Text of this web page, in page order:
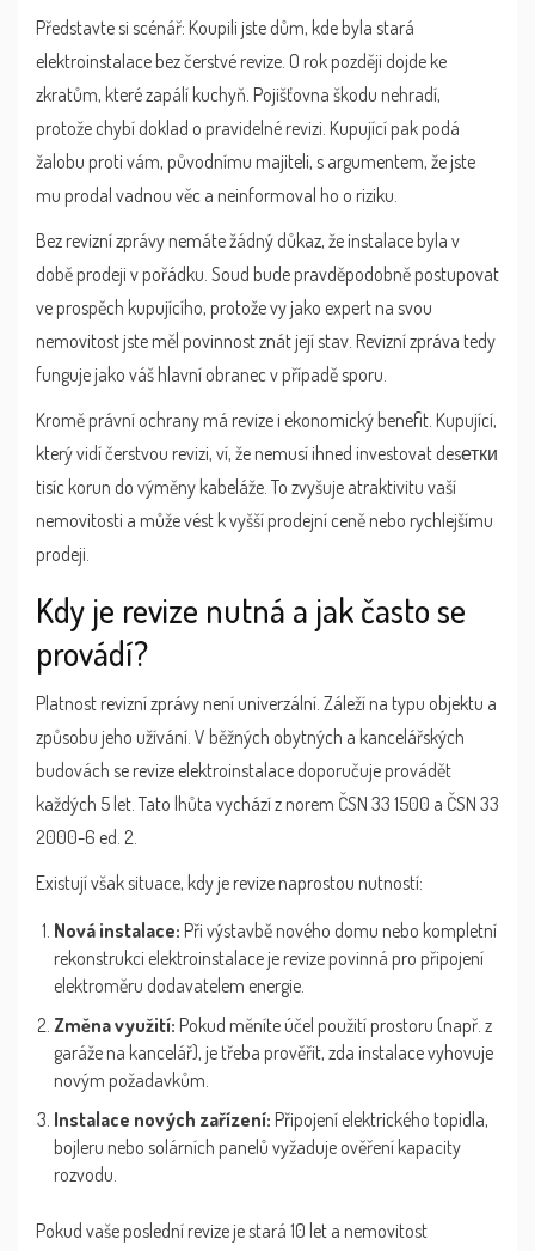
Představte si scénář: Koupili jste dům, kde byla stará
elektroinstalace bez čerstvé revize. O rok později dojde ke
zkratům, které zapálí kuchyň. Pojišťovna škodu nehradí,
protože chybí doklad o pravidelné revizi. Kupující pak podá
žalobu proti vám, původnímu majiteli, s argumentem, že jste
mu prodal vadnou věc a neinformoval ho o riziku.
Bez revizní zprávy nemáte žádný důkaz, že instalace byla v
době prodeji v pořádku. Soud bude pravděpodobně postupovat
ve prospěch kupujícího, protože vy jako expert na svou
nemovitost jste měl povinnost znát její stav. Revizní zpráva tedy
funguje jako váš hlavní obranec v případě sporu.
Kromě právní ochrany má revize i ekonomický benefit. Kupující,
který vidí čerstvou revizi, ví, že nemusí ihned investovat desетки
tisíc korun do výměny kabeláže. To zvyšuje atraktivitu vaší
nemovitosti a může vést k vyšší prodejní ceně nebo rychlejšímu
prodeji.
Kdy je revize nutná a jak často se
provádí?
Platnost revizní zprávy není univerzální. Záleží na typu objektu a
způsobu jeho užívání. V běžných obytných a kancelářských
budovách se revize elektroinstalace doporučuje provádět
každých 5 let. Tato lhůta vychází z norem ČSN 33 1500 a ČSN 33
2000-6 ed. 2.
Existují však situace, kdy je revize naprostou nutností:
Nová instalace: Při výstavbě nového domu nebo kompletní
rekonstrukci elektroinstalace je revize povinná pro připojení
elektroměru dodavatelem energie.
Změna využití: Pokud měníte účel použití prostoru (např. z
garáže na kancelář), je třeba prověřit, zda instalace vyhovuje
novým požadavkům.
Instalace nových zařízení: Připojení elektrického topidla,
bojleru nebo solárních panelů vyžaduje ověření kapacity
rozvodu.
Pokud vaše poslední revize je stará 10 let a nemovitost